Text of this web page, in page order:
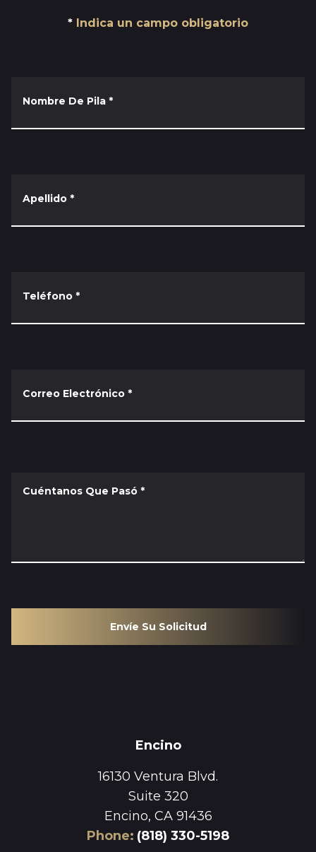
Indica un campo obligatorio
Nombre De Pila *
Apellido *
Teléfono *
Correo Electrónico *
Cuéntanos Que Pasó *
Envíe Su Solicitud
Encino
16130 Ventura Blvd.
Suite 320
Encino, CA 91436
Phone: (818) 330-5198